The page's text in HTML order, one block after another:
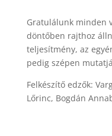
Gratulálunk minden
döntőben rajthoz
teljesítmény, az
pedig szépen
Felkészítő edzők:
Lőrinc, Bogdán